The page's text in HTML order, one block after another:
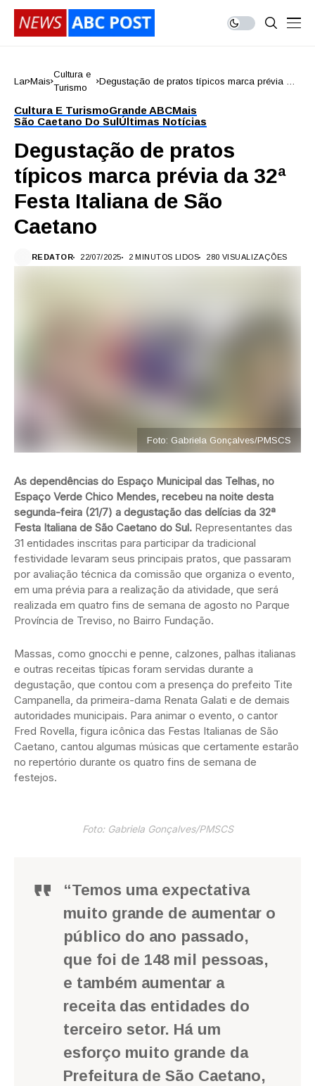
Lar Mais
Cultura e
Turismo
Degustação de pratos típicos marca prévia da
Cultura E TurismoGrande ABCMais
São Caetano Do SulÚltimas Notícias
Degustação de pratos
típicos marca prévia da 32ª
Festa Italiana de São
Caetano
REDATOR 22/07/2025 2 MINUTOS LIDOS 280 VISUALIZAÇÕES
Foto: Gabriela Gonçalves/PMSCS
As dependências do Espaço Municipal das Telhas, no
Espaço Verde Chico Mendes, recebeu na noite desta
segunda-feira (21/7) a degustação das delícias da 32ª
Festa Italiana de São Caetano do Sul. Representantes das
31 entidades inscritas para participar da tradicional
festividade levaram seus principais pratos, que passaram
por avaliação técnica da comissão que organiza o evento,
em uma prévia para a realização da atividade, que será
realizada em quatro fins de semana de agosto no Parque
Província de Treviso, no Bairro Fundação.
Massas, como gnocchi e penne, calzones, palhas italianas
e outras receitas típicas foram servidas durante a
degustação, que contou com a presença do prefeito Tite
Campanella, da primeira-dama Renata Galati e de demais
autoridades municipais. Para animar o evento, o cantor
Fred Rovella, figura icônica das Festas Italianas de São
Caetano, cantou algumas músicas que certamente estarão
no repertório durante os quatro fins de semana de
festejos.
Foto: Gabriela Gonçalves/PMSCS
“Temos uma expectativa
muito grande de aumentar o
público do ano passado,
que foi de 148 mil pessoas,
e também aumentar a
receita das entidades do
terceiro setor. Há um
esforço muito grande da
Prefeitura de São Caetano,